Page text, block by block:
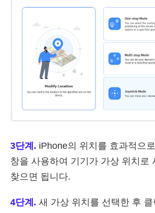
3단계. iPhone의 위치를 효과적으
창을 사용하여 기기가 가상 위치로
찾으면 됩니다.
4단계. 새 가상 위치를 선택한 후 클